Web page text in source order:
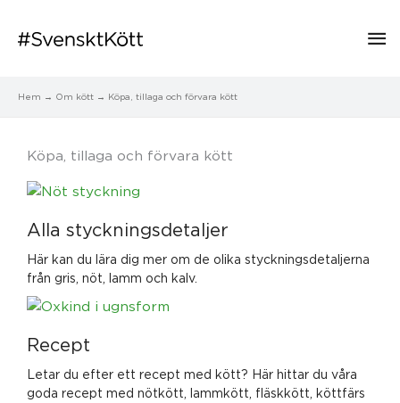
Hem Om kött Köpa, tillaga och förvara kött
Köpa, tillaga och förvara kött
Alla styckningsdetaljer
Här kan du lära dig mer om de olika styckningsdetaljerna
från gris, nöt, lamm och kalv.
Recept
Letar du efter ett recept med kött? Här hittar du våra
goda recept med nötkött, lammkött, fläskkött, köttfärs